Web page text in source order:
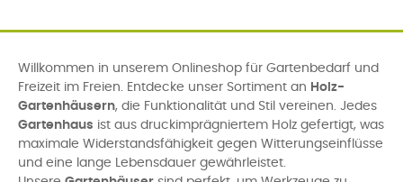
Willkommen in unserem Onlineshop für Gartenbedarf und
Freizeit im Freien. Entdecke unser Sortiment an Holz-
Gartenhäusern, die Funktionalität und Stil vereinen. Jedes
Gartenhaus ist aus druckimprägniertem Holz gefertigt, was
maximale Widerstandsfähigkeit gegen Witterungseinflüsse
und eine lange Lebensdauer gewährleistet.